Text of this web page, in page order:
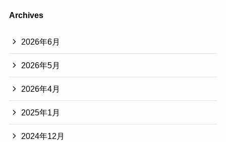
Archives
2026年6月
2026年5月
2026年4月
2025年1月
2024年12月